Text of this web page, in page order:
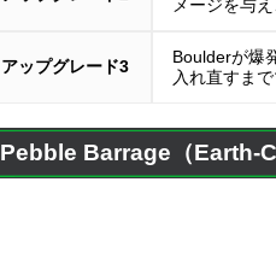
メージを与
アップグレード3
Boulderが爆
入れ直すま
Pebble Barrage（Earth-